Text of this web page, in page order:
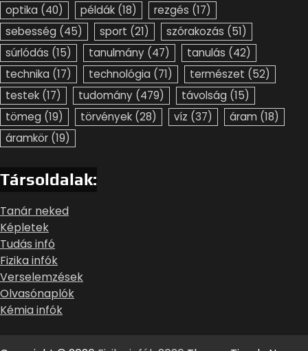
optika (40) példák (18) rezgés (17)
sebesség (45) sport (21) szórakozás (51)
súrlódás (15) tanulmány (47) tanulás (42)
technika (17) technológia (71) természet (52)
testek (17) tudomány (479) távolság (15)
tömeg (19) törvények (28) víz (37) áram (18)
áramkör (19)
Társoldalak:
Tanár neked
Képletek
Tudás infó
Fizika infók
Verselemzések
Olvasónaplók
Kémia infók